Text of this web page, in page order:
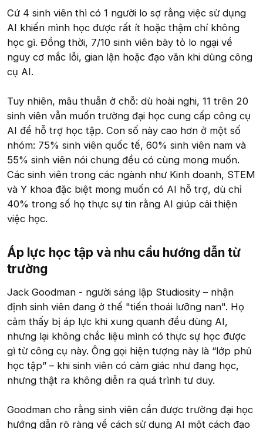
Cứ 4 sinh viên thì có 1 người lo sợ rằng việc sử dụng
AI khiến mình học được rất ít hoặc thậm chí không
học gì. Đồng thời, 7/10 sinh viên bày tỏ lo ngại về
nguy cơ mắc lỗi, gian lận hoặc đạo văn khi dùng công
cụ AI.
Tuy nhiên, mâu thuẫn ở chỗ: dù hoài nghi, 11 trên 20
sinh viên vẫn muốn trường đại học cung cấp công cụ
AI để hỗ trợ học tập. Con số này cao hơn ở một số
nhóm: 75% sinh viên quốc tế, 60% sinh viên nam và
55% sinh viên nói chung đều có cùng mong muốn.
Các sinh viên trong các ngành như Kinh doanh, STEM
và Y khoa đặc biệt mong muốn có AI hỗ trợ, dù chỉ
40% trong số họ thực sự tin rằng AI giúp cải thiện
việc học.
Áp lực học tập và nhu cầu hướng dẫn từ
trường​
Jack Goodman - người sáng lập Studiosity – nhận
định sinh viên đang ở thế "tiến thoái lưỡng nan". Họ
cảm thấy bị áp lực khi xung quanh đều dùng AI,
nhưng lại không chắc liệu mình có thực sự học được
gì từ công cụ này. Ông gọi hiện tượng này là “lớp phủ
học tập” – khi sinh viên có cảm giác như đang học,
nhưng thật ra không diễn ra quá trình tư duy.
Goodman cho rằng sinh viên cần được trường đại học
hướng dẫn rõ ràng về cách sử dụng AI một cách đạo